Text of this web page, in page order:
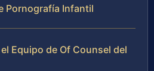
Pornografía Infantil
Equipo de Of Counsel del